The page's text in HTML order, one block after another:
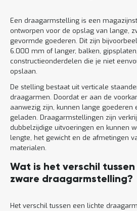
Een draagarmstelling is een
ontworpen voor de opslag van lange,
gevormde goederen. Dit zijn
6.000 mm of langer, balken,
constructieonderdelen die je niet
opslaan.
De stelling bestaat uit verticale
draagarmen. Doordat er aan de
aanwezig zijn, kunnen lange goederen
geladen. Draagarmstellingen zijn
dubbelzijdige uitvoeringen en kunnen
lengte, het gewicht en de afmetingen
materialen.
Wat is het verschil
zware draagarmstelling?
Het verschil tussen een lichte